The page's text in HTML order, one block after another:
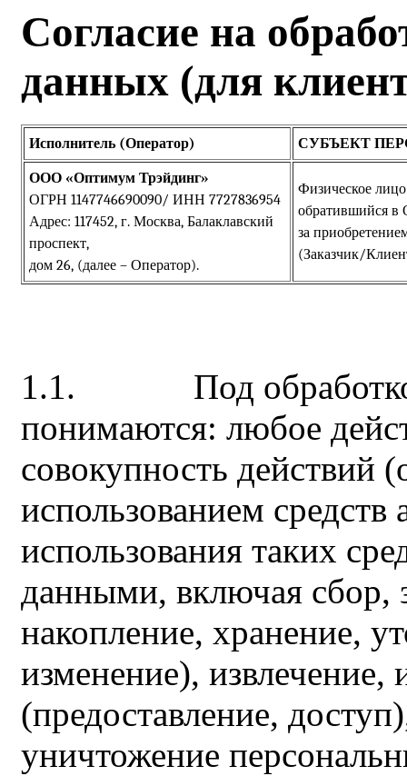
Согласие на
данных (для
Исполнитель (Оператор) СУБЪЕКТ
ООО «Оптимум Трэйдинг»
ОГРН 1147746690090/ ИНН 7727836954
Адрес: 117452, г. Москва, Балаклавский
проспект,
дом 26, (далее – Оператор).
Физическое
обратившийся
за
(Заказчик/
1.1. Под обработкой
понимаются: любое
совокупность действий
использованием средств
использования таких
данными, включая сбор,
накопление, хранение,
изменение), извлечение,
(предоставление,
уничтожение